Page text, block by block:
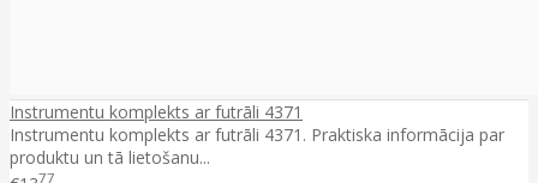
Instrumentu komplekts ar futrāli 4371
Instrumentu komplekts ar futrāli 4371. Praktiska informācija par
produktu un tā lietošanu...
77